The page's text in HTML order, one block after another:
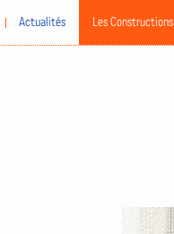
Actualités Les Constructions